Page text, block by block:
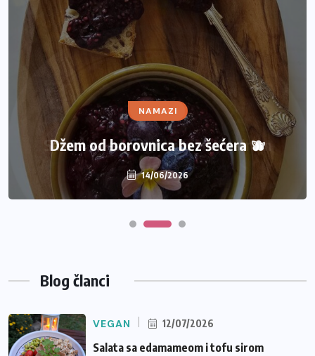
NAMAZI
Džem od borovnica bez šećera 🫐
14/06/2026
Blog članci
VEGAN 12/07/2026
Salata sa edamameom i tofu sirom